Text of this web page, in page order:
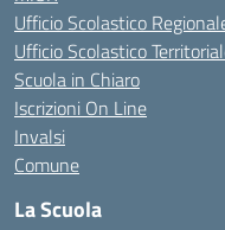
Ufficio Scolastico
Ufficio Scolastico
Scuola in Chiaro
Iscrizioni On Line
Invalsi
Comune
La Scuola